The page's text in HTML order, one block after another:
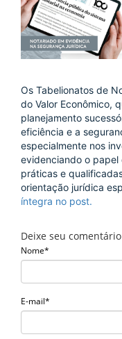
Os Tabelionatos de
do Valor Econômico,
planejamento
eficiência e a
especialmente nos
evidenciando o
práticas e
orientação jurídica
íntegra no post.
Deixe seu comentário
Nome*
E-mail*